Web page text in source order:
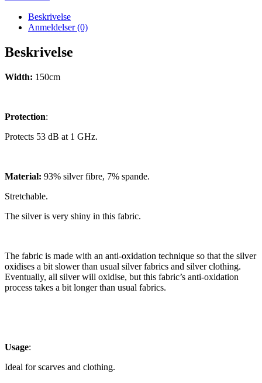
Beskrivelse
Anmeldelser (0)
Beskrivelse
Width: 150cm
Protection:
Protects 53 dB at 1 GHz.
Material: 93% silver fibre, 7% spande.
Stretchable.
The silver is very shiny in this fabric.
The fabric is made with an anti-oxidation technique so that the silver
oxidises a bit slower than usual silver fabrics and silver clothing.
Eventually, all silver will oxidise, but this fabric’s anti-oxidation
process takes a bit longer than usual fabrics.
Usage:
Ideal for scarves and clothing.